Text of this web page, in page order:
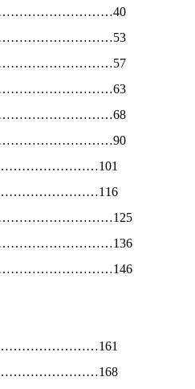
40
53
57
63
68
90
101
116
125
136
146
161
168